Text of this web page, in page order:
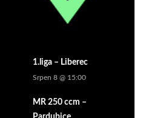
1.liga – Liberec
Srpen 8 @ 15:00
MR 250 ccm –